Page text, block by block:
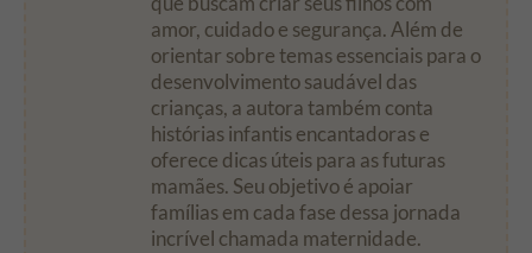
amor, cuidado e segurança. Além de
orientar sobre temas essenciais para o
desenvolvimento saudável das
crianças, a autora também conta
histórias infantis encantadoras e
oferece dicas úteis para as futuras
mamães. Seu objetivo é apoiar
famílias em cada fase dessa jornada
incrível chamada maternidade.